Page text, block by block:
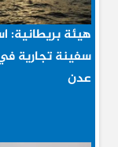
هيئة بريطانية:
سفينة تجارية
عدن